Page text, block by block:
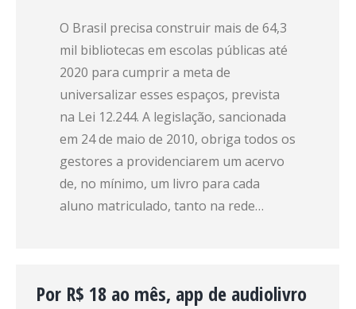
O Brasil precisa construir mais de 64,3
mil bibliotecas em escolas públicas até
2020 para cumprir a meta de
universalizar esses espaços, prevista
na Lei 12.244. A legislação, sancionada
em 24 de maio de 2010, obriga todos os
gestores a providenciarem um acervo
de, no mínimo, um livro para cada
aluno matriculado, tanto na rede…
Por R$ 18 ao mês, app de audiolivro